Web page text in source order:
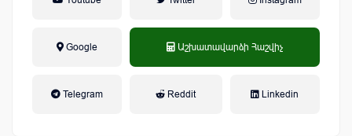
Google Աշխատավարձի Հաշվիչ
Telegram Reddit Linkedin